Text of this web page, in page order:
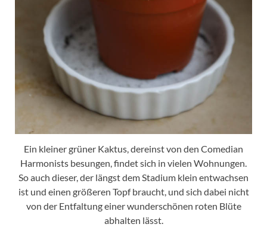
Ein kleiner grüner Kaktus, dereinst von den Comedian
Harmonists besungen, findet sich in vielen Wohnungen.
So auch dieser, der längst dem Stadium klein entwachsen
ist und einen größeren Topf braucht, und sich dabei nicht
von der Entfaltung einer wunderschönen roten Blüte
abhalten lässt.